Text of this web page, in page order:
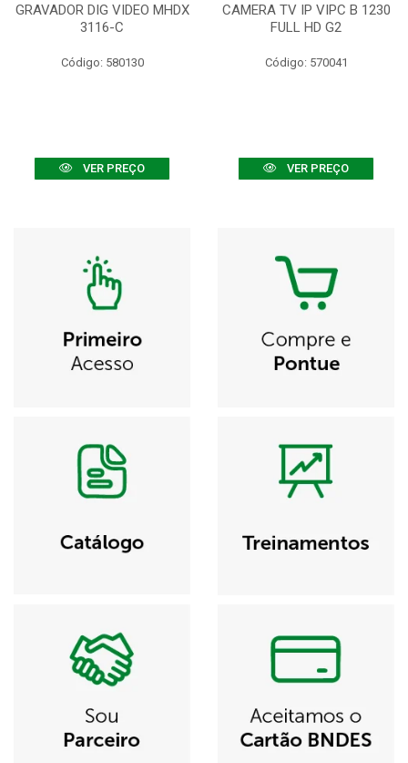
GRAVADOR DIG VIDEO MHDX
3116-C
Código: 580130
VER PREÇO
CAMERA TV IP VIPC B 1230
FULL HD G2
Código: 570041
VER PREÇO